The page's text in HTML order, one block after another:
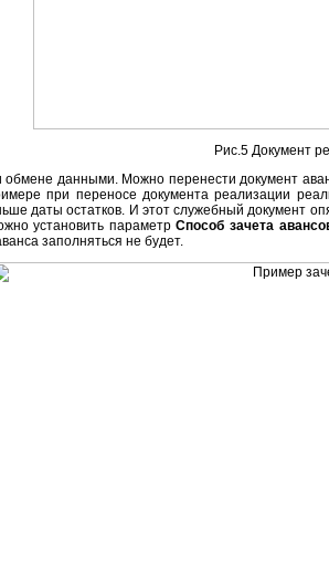
Рис.5 Документ
данными. Можно перенести документ
при переносе документа реализации
даты остатков. И этот служебный документ
установить параметрСпособ зачета
заполняться не будет.